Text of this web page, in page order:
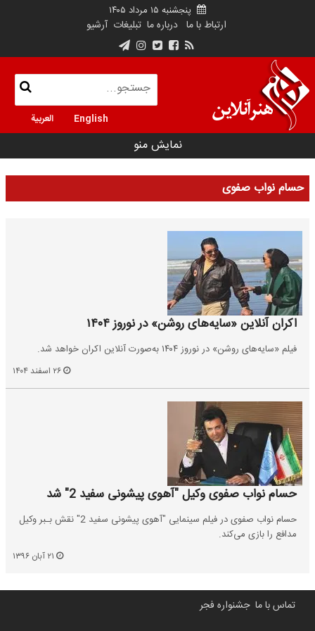
پنجشنبه ۱۵ مرداد ۱۴۰۵
ارتباط با ما درباره ما تبلیغات آرشیو
English العربية
نمایش منو
حسام نواب صفوی
اکران آنلاین «سایه‌های روشن» در نوروز ۱۴۰۴
فیلم «سایه‌های روشن» در نوروز ۱۴۰۴ به‌صورت آنلاین اکران خواهد شد.
حسام نواب صفوی وکیل "آهوی پیشونی سفید 2" شد
حسام نواب صفوی در فیلم سینمایی "آهوی پیشونی سفید 2" نقش بـبر وکیل
مدافع را بازی می‌کند.
تماس با ما جشنواره فجر